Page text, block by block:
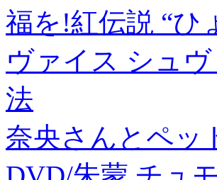
福を!紅伝説 “ひ
ヴァイス シュ
法
奈央さんとペッ